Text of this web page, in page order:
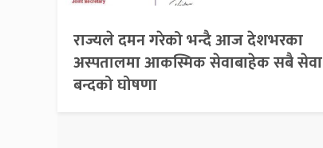
राज्यले दमन गरेको भन्दै आज देशभरका
अस्पतालमा आकस्मिक सेवाबाहेक सबै सेवा
बन्दको घोषणा